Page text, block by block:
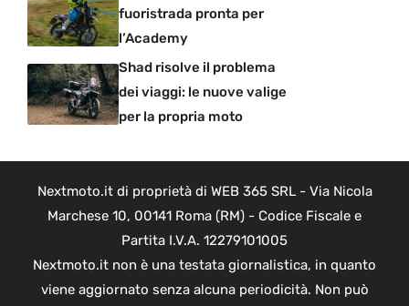
fuoristrada pronta per
l’Academy
Shad risolve il problema
dei viaggi: le nuove valige
per la propria moto
Nextmoto.it di proprietà di WEB 365 SRL - Via Nicola
Marchese 10, 00141 Roma (RM) - Codice Fiscale e
Partita I.V.A. 12279101005
Nextmoto.it non è una testata giornalistica, in quanto
viene aggiornato senza alcuna periodicità. Non può